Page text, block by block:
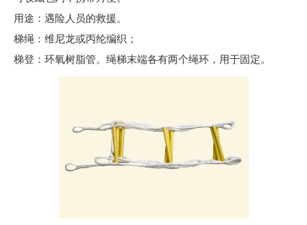
用途：遇险人员的救援。
梯绳：维尼龙或丙纶编织；
梯登：环氧树脂管。绳梯末端各有两个绳环，用于固定。